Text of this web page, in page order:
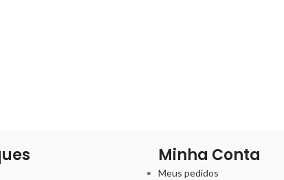
Minha Conta
Meus pedidos